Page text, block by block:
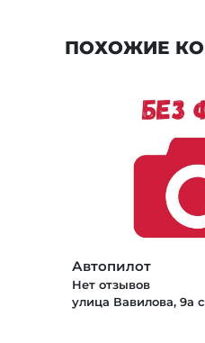
ПОХОЖИЕ
Автопилот
Нет отзывов
улица Вавилова, 9а